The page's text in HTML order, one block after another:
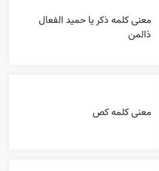
معنی کلمه ذکر یا حمید الفعال
ذالمن
معنی کلمه کص